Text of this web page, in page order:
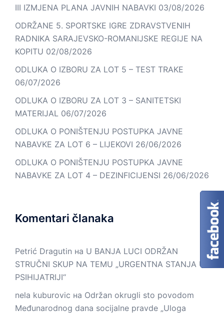
III IZMJENA PLANA JAVNIH NABAVKI 03/08/2026
ODRŽANE 5. SPORTSKE IGRE ZDRAVSTVENIH
RADNIKA SARAJEVSKO-ROMANIJSKE REGIJE NA
KOPITU 02/08/2026
ODLUKA O IZBORU ZA LOT 5 – TEST TRAKE
06/07/2026
ODLUKA O IZBORU ZA LOT 3 – SANITETSKI
MATERIJAL 06/07/2026
ODLUKA O PONIŠTENJU POSTUPKA JAVNE
NABAVKE ZA LOT 6 – LIJEKOVI 26/06/2026
ODLUKA O PONIŠTENJU POSTUPKA JAVNE
NABAVKE ZA LOT 4 – DEZINFICIJENSI 26/06/2026
Komentari članaka
Petrić Dragutin на U BANJA LUCI ODRŽAN
STRUČNI SKUP NA TEMU „URGENTNA STANJA U
PSIHIJATRIJI“
nela kuburovic на Održan okrugli sto povodom
Međunarodnog dana socijalne pravde „Uloga